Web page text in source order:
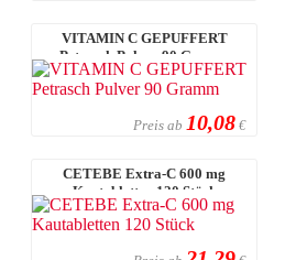
VITAMIN C GEPUFFERT
Petrasch Pulver 90 Gramm
Preis ab 10,08 €
CETEBE Extra-C 600 mg
Kautabletten 120 Stück